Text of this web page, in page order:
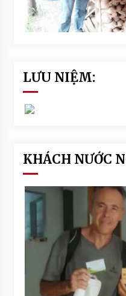
LƯU NIỆM:
KHÁCH NƯỚC